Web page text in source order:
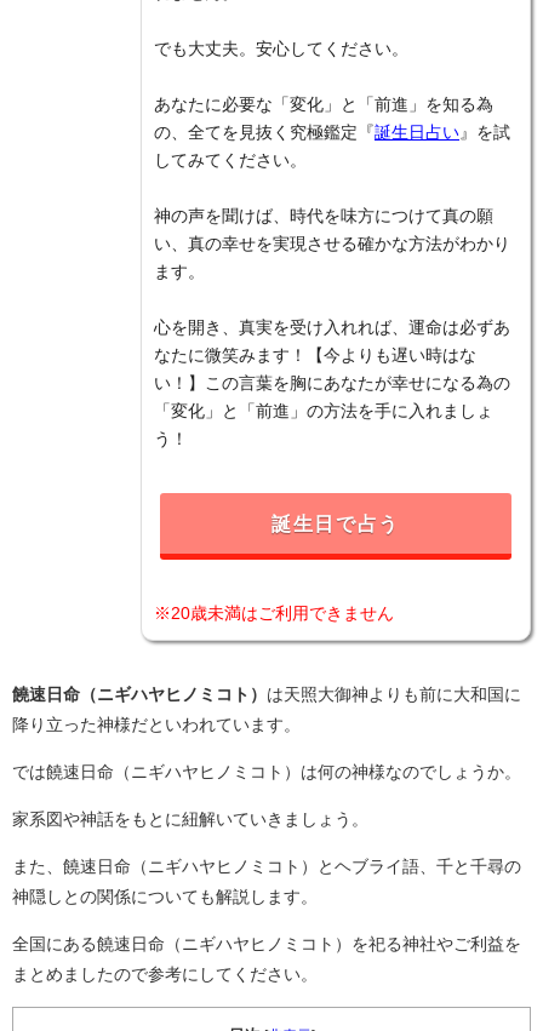
でも大丈夫。安心してください。
あなたに必要な「変化」と「前進」を知る為
の、全てを見抜く究極鑑定『誕生日占い 』を試
してみてください。
神の声を聞けば、時代を味方につけて真の願
い、真の幸せを実現させる確かな方法がわかり
ます。
心を開き、真実を受け入れれば、運命は必ずあ
なたに微笑みます！【今よりも遅い時はな
い！】この言葉を胸にあなたが幸せになる為の
「変化」と「前進」の方法を手に入れましょ
う！
誕生日で占う
※20歳未満はご利用できません
饒速日命（ニギハヤヒノミコト） は天照大御神よりも前に大和国に
降り立った神様だといわれています。
では饒速日命（ニギハヤヒノミコト）は何の神様なのでしょうか。
家系図や神話をもとに紐解いていきましょう。
また、饒速日命（ニギハヤヒノミコト）とヘブライ語、千と千尋の
神隠しとの関係についても解説します。
全国にある饒速日命（ニギハヤヒノミコト）を祀る神社やご利益を
まとめましたので参考にしてください。